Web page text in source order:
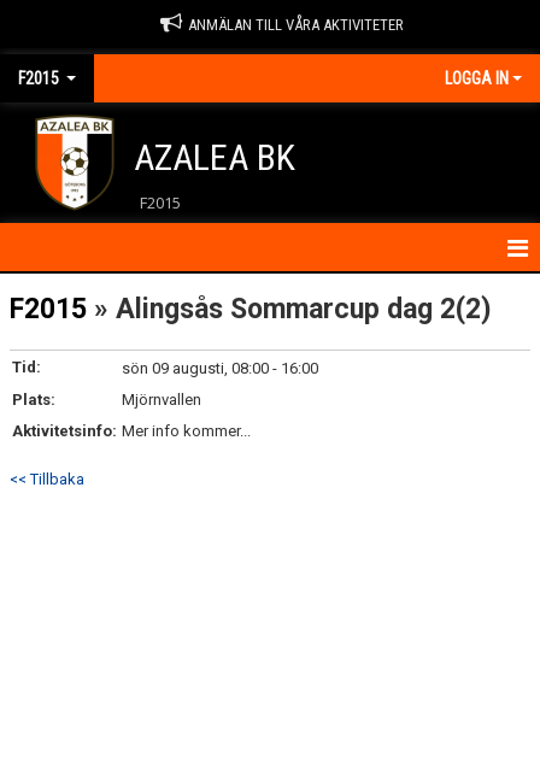
ANMÄLAN TILL VÅRA AKTIVITETER
F2015 LOGGA IN
AZALEA BK
F2015
HEM
KALENDER
KONTAKT
F2015 » Alingsås Sommarcup dag 2(2)
Tid:
sön 09 augusti, 08:00 - 16:00
Plats:
Mjörnvallen
Aktivitetsinfo: Mer info kommer...
<< Tillbaka